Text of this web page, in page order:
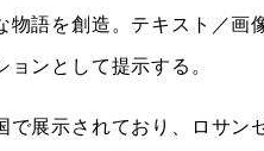
語を創造。テキスト／画
ンとして提示する。
展示されており、ロサン